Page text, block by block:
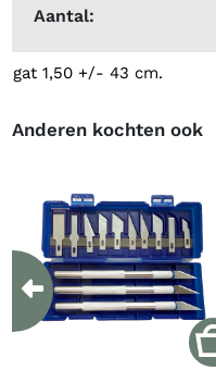
Aantal:
gat 1,50 +/- 43 cm.
Anderen kochten ook
Previous